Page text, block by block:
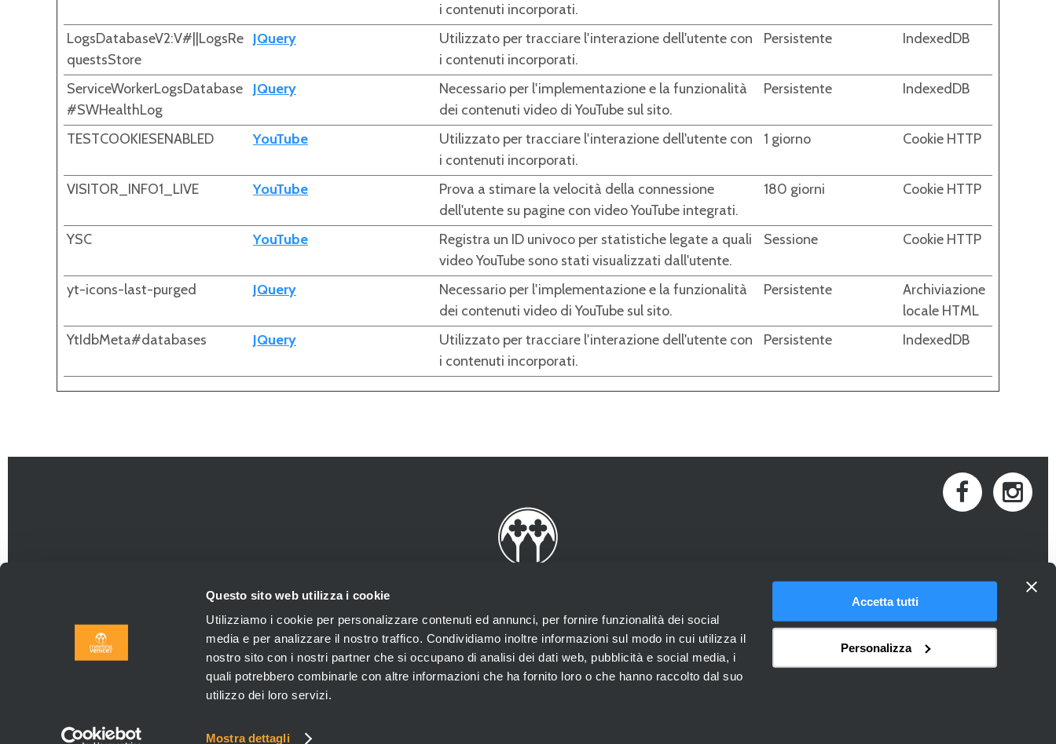
Questo sito web utilizza i cookie
Utilizziamo i cookie per personalizzare contenuti ed annunci, per fornire funzionalità dei social
media e per analizzare il nostro traffico. Condividiamo inoltre informazioni sul modo in cui utilizza il
nostro sito con i nostri partner che si occupano di analisi dei dati web, pubblicità e social media, i
quali potrebbero combinarle con altre informazioni che ha fornito loro o che hanno raccolto dal suo
utilizzo dei loro servizi.
Mostra dettagli
Accetta tutti
Personalizza
i contenuti incorporati.
LogsDatabaseV2:V#||LogsRe
questsStore
JQuery
Utilizzato per tracciare l'interazione dell'utente con
i contenuti incorporati.
Persistente IndexedDB
ServiceWorkerLogsDatabase
#SWHealthLog
JQuery
Necessario per l'implementazione e la funzionalità
dei contenuti video di YouTube sul sito.
Persistente IndexedDB
TESTCOOKIESENABLED YouTube
Utilizzato per tracciare l'interazione dell'utente con
i contenuti incorporati.
1 giorno Cookie HTTP
VISITOR_INFO1_LIVE YouTube
Prova a stimare la velocità della connessione
dell'utente su pagine con video YouTube integrati.
180 giorni Cookie HTTP
YSC YouTube
Registra un ID univoco per statistiche legate a quali
video YouTube sono stati visualizzati dall'utente.
Sessione Cookie HTTP
yt-icons-last-purged JQuery
Necessario per l'implementazione e la funzionalità
dei contenuti video di YouTube sul sito.
Persistente
Archiviazione
locale HTML
YtIdbMeta#databases
JQuery
Utilizzato per tracciare l'interazione dell'utente con
i contenuti incorporati.
Persistente IndexedDB
Agenzia Viaggi aut. Prov. n.2002/18 Prot. 73994 del 29/10/2002 rilasciata dalla Provincia di Venezia.
Polizza Assicurativa VITTORIA ASSICURAZIONI n. 800.014.000905915 - C.C.I.A.A. n.250806 - P.iva: 02926670270
2026 © Park Viaggi Srl - San Marco, 4933 - 30124 Venezia - ITALIA - Tel. +39 041 5230200